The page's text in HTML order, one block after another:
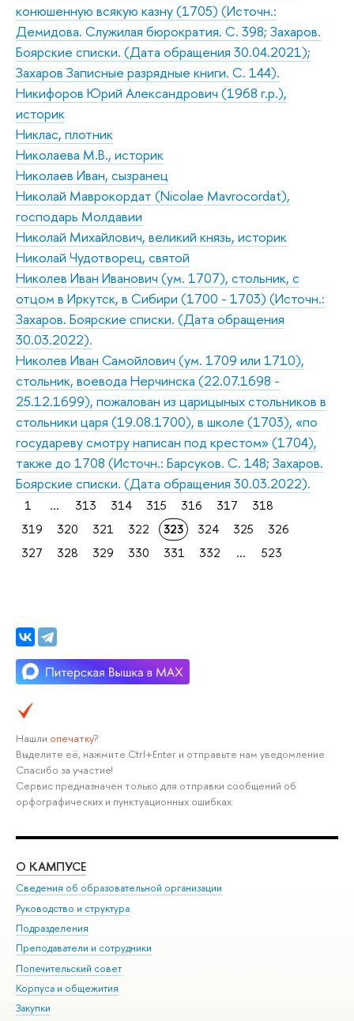
конюшенную всякую казну (1705) (Источн.:
Демидова. Служилая бюрократия. С. 398; Захаров.
Боярские списки. (Дата обращения 30.04.2021);
Захаров Записные разрядные книги. С. 144).
Никифоров Юрий Александрович (1968 г.р.),
историк
Никлас, плотник
Николаева М.В., историк
Николаев Иван, сызранец
Николай Маврокордат (Nicolae Mavrocordat),
господарь Молдавии
Николай Михайлович, великий князь, историк
Николай Чудотворец, святой
Николев Иван Иванович (ум. 1707), стольник, с
отцом в Иркутск, в Сибири (1700 - 1703) (Источн.:
Захаров. Боярские списки. (Дата обращения
30.03.2022).
Николев Иван Самойлович (ум. 1709 или 1710),
стольник, воевода Нерчинска (22.07.1698 -
25.12.1699), пожалован из царицыных стольников в
стольники царя (19.08.1700), в школе (1703), «по
государеву смотру написан под крестом» (1704),
также до 1708 (Источн.: Барсуков. С. 148; Захаров.
Боярские списки. (Дата обращения 30.03.2022).
1 ... 313 314 315 316 317
318
319
320 321 322 323 324 325
326
327
328 329 330 331 332 ... 523
Нашли опечатку?
Выделите её, нажмите Ctrl+Enter и отправьте нам уведомление.
Спасибо за участие!
Сервис предназначен только для отправки сообщений об
орфографических и пунктуационных ошибках.
О КАМПУСЕ
Сведения об образовательной организации
Руководство и структура
Подразделения
Преподаватели и сотрудники
Попечительский совет
Корпуса и общежития
Закупки